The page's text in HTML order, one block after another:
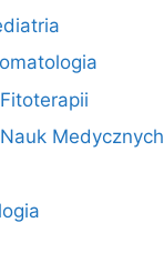
Medycznych